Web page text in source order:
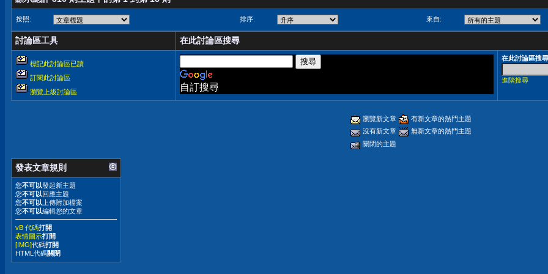
按照: 排序: 來自:
討論區工具 在此討論區搜尋
標記此討論區已讀
訂閱此討論區
瀏覽上級討論區
自訂搜尋
在此討論區搜尋
進階搜尋
瀏覽新文章
有新文章的熱門主題
沒有新文章
無新文章的熱門主題
關閉的主題
發表文章規則
您不可以發起新主題
您不可以回應主題
您不可以 上傳附加檔案
您不可以編輯您的文章
vB 代碼打開
表情圖示打開
[IMG]代碼打開
HTML代碼關閉